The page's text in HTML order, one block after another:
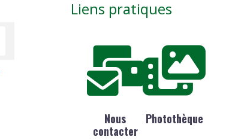
Liens pratiques
Nous
contacter
Photothèque